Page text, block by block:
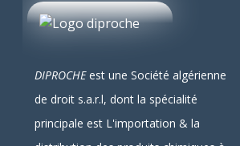
DIPROCHE est une Société algérienne
de droit s.a.r.l, dont la spécialité
principale est L'importation & la